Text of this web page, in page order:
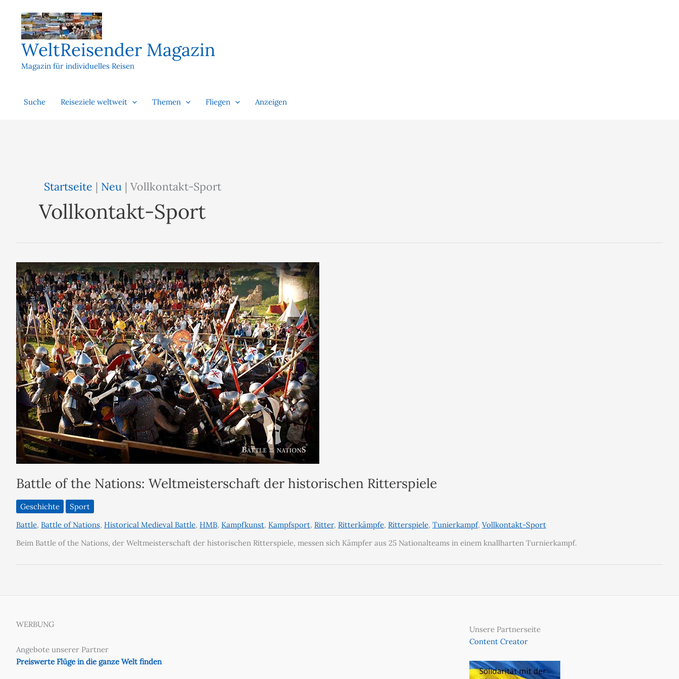
springen
WeltReisender Magazin
Magazin für individuelles Reisen
Suche Reiseziele weltweit Themen Fliegen Anzeigen
Startseite | Neu | Vollkontakt-Sport
Vollkontakt-Sport
Battle of the Nations: Weltmeisterschaft der historischen Ritterspiele
Geschichte
Sport
Battle, Battle of Nations, Historical Medieval Battle, HMB, Kampfkunst, Kampfsport, Ritter, Ritterkämpfe, Ritterspiele, Tunierkampf, Vollkontakt-Sport
Beim Battle of the Nations, der Weltmeisterschaft der historischen Ritterspiele, messen sich Kämpfer aus 25 Nationalteams in einem knallharten Turnierkampf.
WERBUNG
Angebote unserer Partner
Preiswerte Flüge in die ganze Welt finden
Unsere Partnerseite
Content Creator